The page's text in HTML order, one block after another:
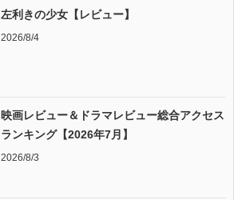
左利きの少女【レビュー】
2026/8/4
映画レビュー＆ドラマレビュー総合アクセス
ランキング【2026年7月】
2026/8/3